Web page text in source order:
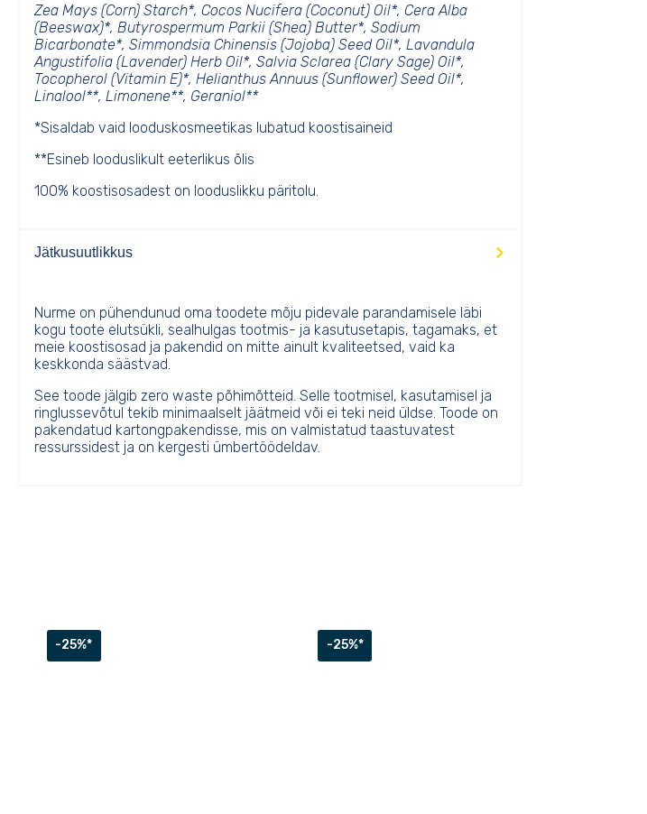
Zea Mays (Corn) Starch*, Cocos Nucifera (Coconut) Oil*, Cera Alba
(Beeswax)*, Butyrospermum Parkii (Shea) Butter*, Sodium
Bicarbonate*, Simmondsia Chinensis (Jojoba) Seed Oil*, Lavandula
Angustifolia (Lavender) Herb Oil*, Salvia Sclarea (Clary Sage) Oil*,
Tocopherol (Vitamin E)*, Helianthus Annuus (Sunflower) Seed Oil*,
Linalool**, Limonene**, Geraniol**
*Sisaldab vaid looduskosmeetikas lubatud koostisaineid
**Esineb looduslikult eeterlikus õlis
100% koostisosadest on looduslikku päritolu.
Jätkusuutlikkus
Nurme on pühendunud oma toodete mõju pidevale parandamisele läbi
kogu toote elutsükli, sealhulgas tootmis- ja kasutusetapis, tagamaks, et
meie koostisosad ja pakendid on mitte ainult kvaliteetsed, vaid ka
keskkonda säästvad.
See toode jälgib zero waste põhimõtteid. Selle tootmisel, kasutamisel ja
ringlussevõtul tekib minimaalselt jäätmeid või ei teki neid üldse. Toode on
pakendatud kartongpakendisse, mis on valmistatud taastuvatest
ressurssidest ja on kergesti ümbertöödeldav.
-25%* -25%*